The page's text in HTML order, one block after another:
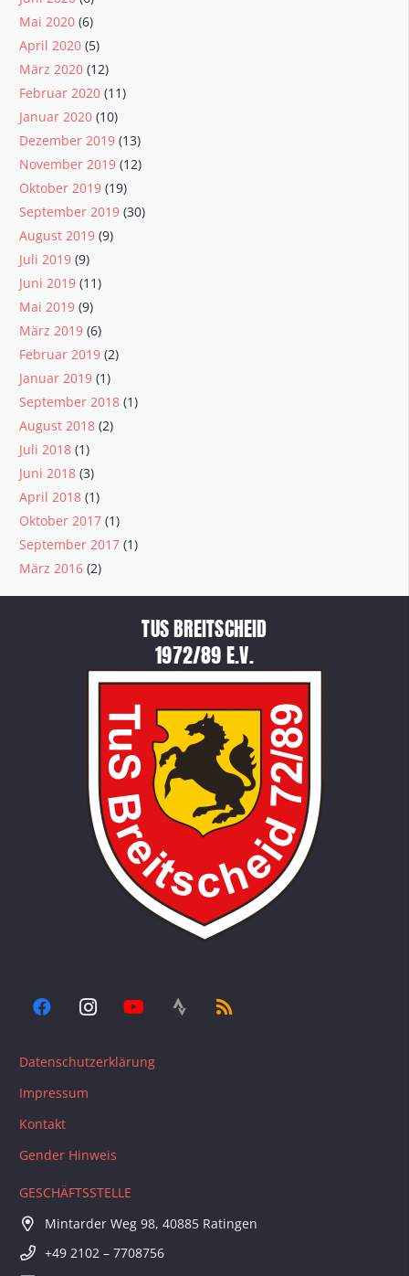
Mai 2020 (6)
April 2020 (5)
März 2020 (12)
Februar 2020 (11)
Januar 2020 (10)
Dezember 2019 (13)
November 2019 (12)
Oktober 2019 (19)
September 2019 (30)
August 2019 (9)
Juli 2019 (9)
Juni 2019 (11)
Mai 2019 (9)
März 2019 (6)
Februar 2019 (2)
Januar 2019 (1)
September 2018 (1)
August 2018 (2)
Juli 2018 (1)
Juni 2018 (3)
April 2018 (1)
Oktober 2017 (1)
September 2017 (1)
März 2016 (2)
TUS BREITSCHEID
1972/89 E.V.
Datenschutzerklärung
Impressum
Kontakt
Gender Hinweis
GESCHÄFTSSTELLE
Mintarder Weg 98, 40885 Ratingen
+49 2102 – 7708756